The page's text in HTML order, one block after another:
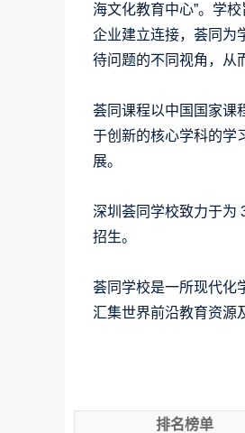
海文化教育中心”。学
企业建立连接，荟同为
待问题的不同视角，从
荟同课程以中国国家课
于创新的核心学科的学
展。
深圳荟同学校致力于为
招生。
荟同学校是一所现代化
汇集世界前沿教育资源
排名榜单